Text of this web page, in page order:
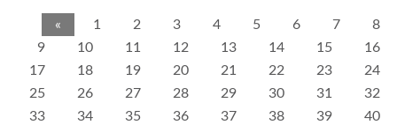
« 1 2 3 4 5 6 7
8
9
10 11 12 13 14 15
16
17
18 19 20 21 22 23
24
25
26 27 28 29 30 31
32
33
34 35 36 37 38 39 40